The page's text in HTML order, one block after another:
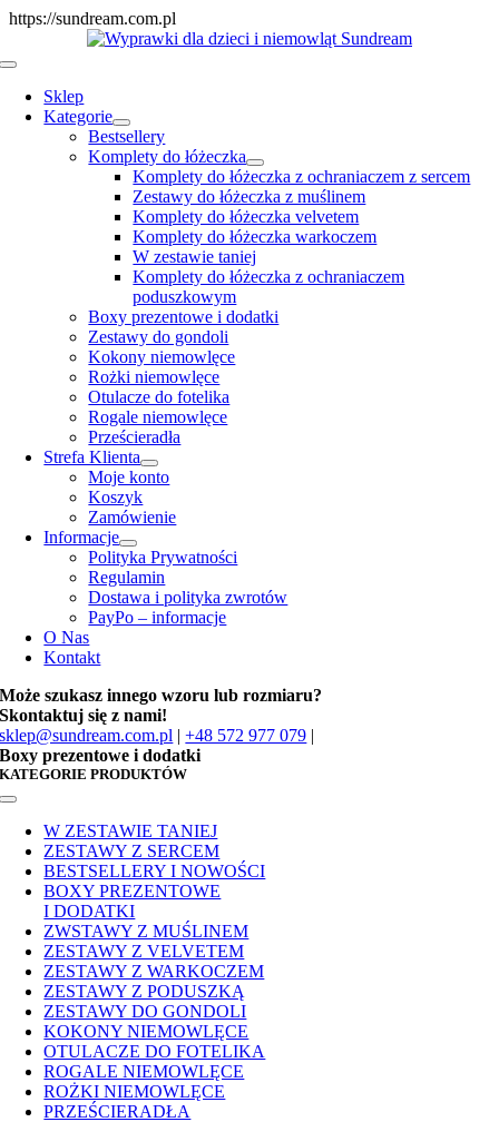
https://sundream.com.pl
to
Toggle
Navigation
Sklep
Kategorie
Bestsellery
Komplety do łóżeczka
Komplety do łóżeczka z ochraniaczem z sercem
Zestawy do łóżeczka z muślinem
Komplety do łóżeczka velvetem
Komplety do łóżeczka warkoczem
W zestawie taniej
Komplety do łóżeczka z ochraniaczem
poduszkowym
Boxy prezentowe i dodatki
Zestawy do gondoli
Kokony niemowlęce
Rożki niemowlęce
Otulacze do fotelika
Rogale niemowlęce
Prześcieradła
Strefa Klienta
Moje konto
Koszyk
Zamówienie
Informacje
Polityka Prywatności
Regulamin
Dostawa i polityka zwrotów
PayPo – informacje
O Nas
Kontakt
Może szukasz innego wzoru lub rozmiaru?
Skontaktuj się z nami!
sklep@sundream.com.pl |+48 572 977 079 |
Boxy prezentowe i dodatki
KATEGORIE PRODUKTÓW
Toggle
NavigationW ZESTAWIE TANIEJ
ZESTAWY Z SERCEM
BESTSELLERY I NOWOŚCI
BOXY PREZENTOWE
I DODATKI
ZWSTAWY Z MUŚLINEM
ZESTAWY Z VELVETEM
ZESTAWY Z WARKOCZEM
ZESTAWY Z PODUSZKĄ
ZESTAWY DO GONDOLI
KOKONY NIEMOWLĘCE
OTULACZE DO FOTELIKA
ROGALE NIEMOWLĘCE
ROŻKI NIEMOWLĘCE
PRZEŚCIERADŁA